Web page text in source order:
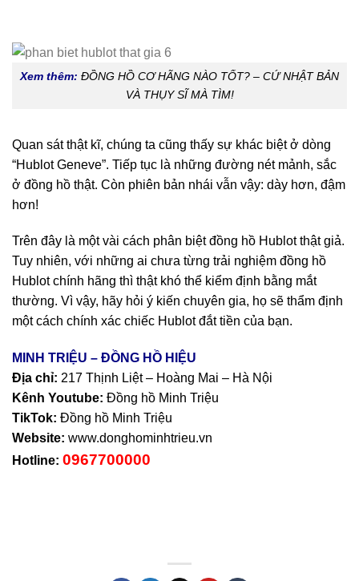
Xem thêm: ĐỒNG HỒ CƠ HÃNG NÀO TỐT? – CỨ NHẬT BẢN
VÀ THỤY SĨ MÀ TÌM!
Quan sát thật kĩ, chúng ta cũng thấy sự khác biệt ở dòng
“Hublot Geneve”. Tiếp tục là những đường nét mảnh, sắc
ở đồng hồ thật. Còn phiên bản nhái vẫn vậy: dày hơn, đậm
hơn!
Trên đây là một vài cách phân biệt đồng hồ Hublot thật giả.
Tuy nhiên, với những ai chưa từng trải nghiệm đồng hồ
Hublot chính hãng thì thật khó thể kiểm định bằng mắt
thường. Vì vậy, hãy hỏi ý kiến chuyên gia, họ sẽ thẩm định
một cách chính xác chiếc Hublot đắt tiền của bạn.
MINH TRIỆU – ĐỒNG HỒ HIỆU
Địa chỉ: 217 Thịnh Liệt – Hoàng Mai – Hà Nội
Kênh Youtube: Đồng hồ Minh Triệu
TikTok: Đồng hồ Minh Triệu
Website: www.donghominhtrieu.vn
Hotline: 0967700000